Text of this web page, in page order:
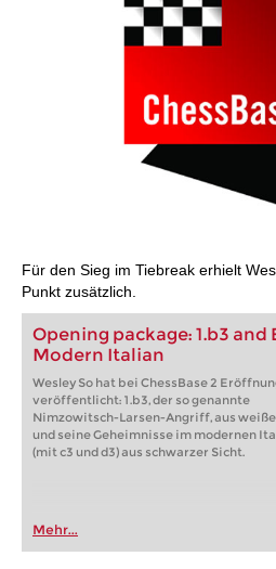
Für den Sieg im Tiebreak erhielt
Punkt zusätzlich.
Opening package: 1.b3
Modern Italian
Wesley So hat bei ChessBase 2
veröffentlicht: 1.b3, der so genannte
Nimzowitsch-Larsen-Angriff, aus
und seine Geheimnisse im modernen
(mit c3 und d3) aus schwarzer Sicht.
Mehr...